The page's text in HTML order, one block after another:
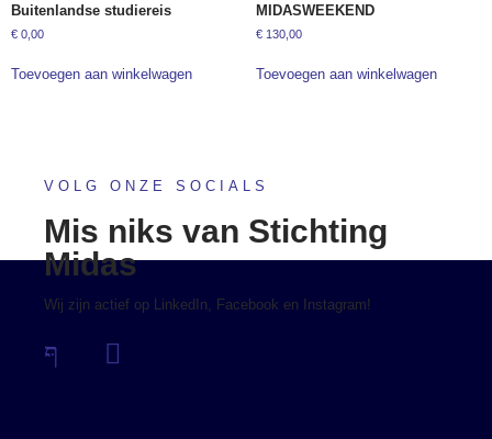
Buitenlandse studiereis
€ 0,00
Toevoegen aan winkelwagen
MIDASWEEKEND
€130,00
Toevoegen aan winkelwagen
VOLG ONZE SOCIALS
Mis niks van Stichting
Midas
Wij zijn actief op LinkedIn, Facebook en Instagram!